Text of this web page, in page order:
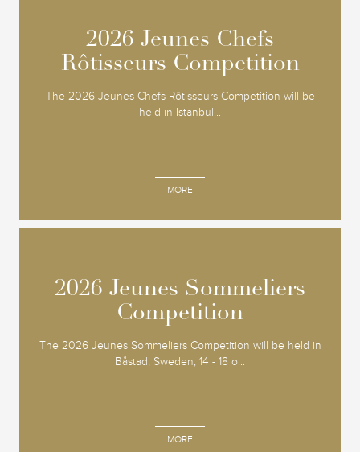
2026 Jeunes Chefs
Rôtisseurs Competition
The 2026 Jeunes Chefs Rôtisseurs Competition will be
held in Istanbul...
MORE
2026 Jeunes Chefs
Rôtisseurs Competition
2026 Jeunes Sommeliers
Competition
The 2026 Jeunes Sommeliers Competition will be held in
Båstad, Sweden, 14 - 18 o...
MORE
2026 Jeunes Sommeliers
Competition